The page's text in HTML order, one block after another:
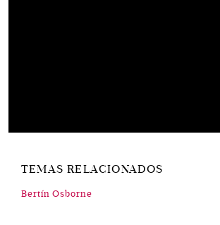
TEMAS RELACIONADOS
Bertín Osborne